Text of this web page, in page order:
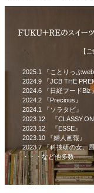
【
2025.1 『ことりっぷweb
2024.9 『JCB THE
2024.6 『日経フードBiz
2024.2 『Precious』
2024.1 『ソラタビ』
2023.12 『
2023.12 『ESSE』
2023.10 『婦人画報』
2023.7 『科捜研の女、
・・・など他多数